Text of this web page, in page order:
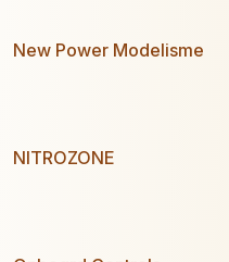
New Power Modelisme
NITROZONE